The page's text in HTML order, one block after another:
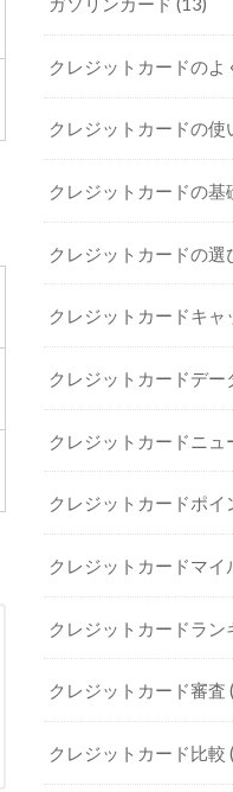
クレジットカードの
クレジットカードの
クレジットカードの
クレジットカードの
クレジットカードキ
クレジットカードデ
クレジットカードニ
クレジットカードポ
クレジットカードマ
クレジットカードラ
クレジットカード審査
クレジットカード比較